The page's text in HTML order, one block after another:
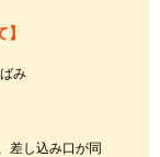
み
差し込み口が同